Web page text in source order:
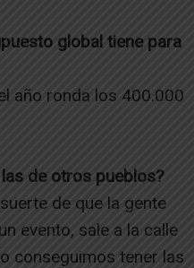
global tiene para
año ronda los 400.000
de otros pueblos?
de que la gente
evento, sale a la calle
conseguimos tener las